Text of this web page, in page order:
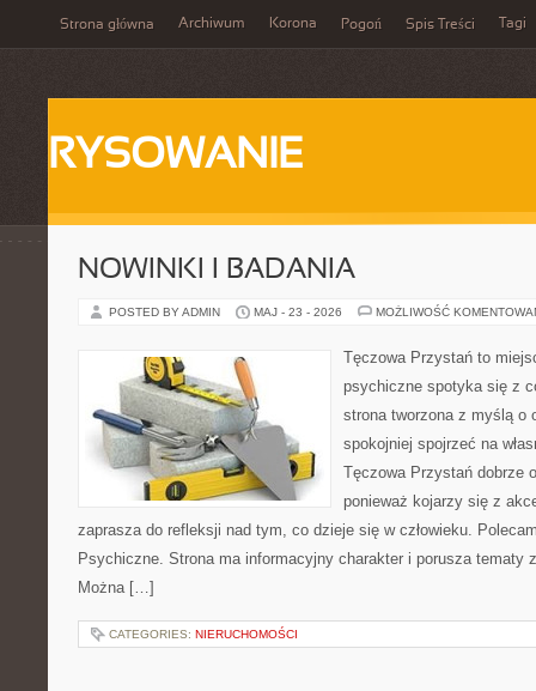
Strona główna Archiwum Korona Pogoń Spis Treści Tagi
RYSOWANIE
NOWINKI I BADANIA
POSTED BY ADMIN MAJ - 23 - 2026 MOŻLIWOŚĆ
Tęczowa Przystań to
psychiczne spotyka się z
strona tworzona z myślą o
spokojniej spojrzeć na
Tęczowa Przystań dobrze
ponieważ kojarzy się z
zaprasza do refleksji nad tym, co dzieje się w człowieku.
Psychiczne. Strona ma informacyjny charakter i porusza tematy
Można […]
CATEGORIES: NIERUCHOMOŚCI